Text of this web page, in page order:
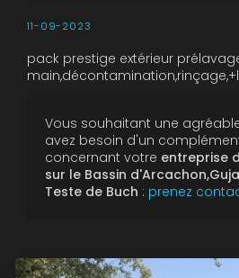
11-09-2023
pack prestige extérieur
Vous souhaitant une
avez besoin d'un
concernant votre entreprise
sur le Bassin
Teste de Buch : prenez